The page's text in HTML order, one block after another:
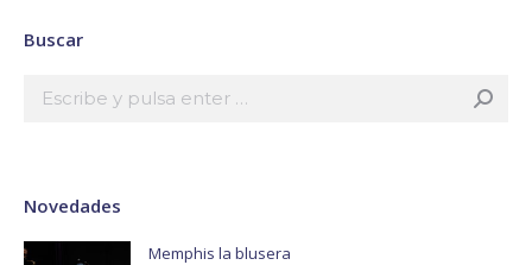
Buscar
Novedades
Memphis la blusera